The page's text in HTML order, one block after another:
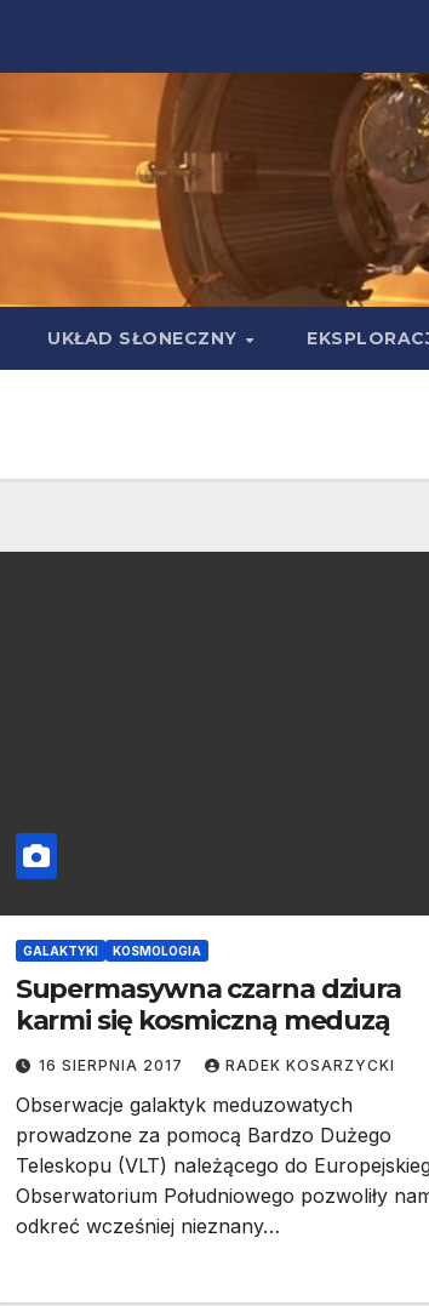
UKŁAD SŁONECZNY
GALAKTYKI KOSMOLOGIA
Supermasywna czarna dziura
karmi się kosmiczną meduzą
16 SIERPNIA 2017 RADEK KOSARZYCKI
Obserwacje galaktyk meduzowatych
prowadzone za pomocą Bardzo Dużego
Teleskopu (VLT) należącego do
Obserwatorium Południowego pozwoliły
odkreć wcześniej nieznany…